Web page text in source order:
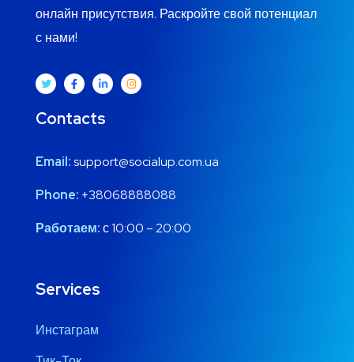
онлайн присутствия. Раскройте свой потенциал
с нами!
Contacts
Email:support@socialup.com.ua
Phone: +38068888088
Работаем:с 10:00 – 20:00
Services
Инстаграм